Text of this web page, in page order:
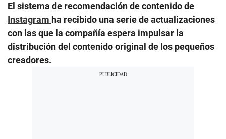
El sistema de recomendación de contenido de
Instagram ha recibido una serie de actualizaciones
con las que la compañía espera impulsar la
distribución del contenido original de los pequeños
creadores.